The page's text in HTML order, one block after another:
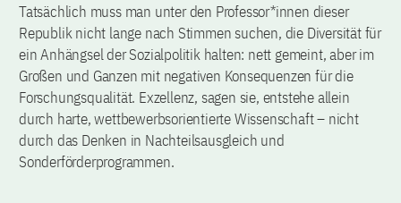
Tatsächlich muss man unter den Professor*innen dieser
Republik nicht lange nach Stimmen suchen, die Diversität für
ein Anhängsel der Sozialpolitik halten: nett gemeint, aber im
Großen und Ganzen mit negativen Konsequenzen für die
Forschungsqualität. Exzellenz, sagen sie, entstehe allein
durch harte, wettbewerbsorientierte Wissenschaft – nicht
durch das Denken in Nachteilsausgleich und
Sonderförderprogrammen.